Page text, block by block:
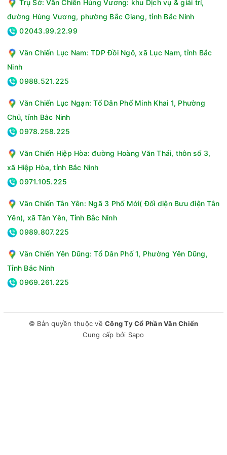
trẻ nhỏ và người thân vốn có làn da nhạy cảm.
*Viện Công nghệ sinh học (Institute of Biotechnology, IBT),
trực thuộc Viện Hàn lâm Khoa học và Công nghệ Việt Nam
(Vietnam Academy of Science and Technology, VAST), là một
viện nghiên cứu đầu ngành về công nghệ sinh học ở Việt
Nam. Viện có đội ngũ đông đảo các nhà khoa học được đào
tạo chuyên sâu ở trong và ngoài nước về các lĩnh vực khác
nhau của công nghệ sinh học hiện đại.
Trụ Sở: Văn Chiến Hùng Vương: khu Dịch vụ & giải trí,
đường Hùng Vương, phường Bắc Giang, tỉnh Bắc Ninh
02043.99.22.99
Văn Chiến Lục Nam: TDP Đồi Ngô, xã Lục Nam, tỉnh Bắc
Ninh
0988.521.225
Văn Chiến Lục Ngạn: Tổ Dân Phố Minh Khai 1, Phường
Chũ, tỉnh Bắc Ninh
0978.258.225
Văn Chiến Hiệp Hòa: đường Hoàng Văn Thái, thôn số 3,
xã Hiệp Hòa, tỉnh Bắc Ninh
0971.105.225
Văn Chiến Tân Yên: Ngã 3 Phố Mới( Đối diện Bưu điện Tân
Yên), xã Tân Yên, Tỉnh Bắc Ninh
0989.807.225
Văn Chiến Yên Dũng: Tổ Dân Phố 1, Phường Yên Dũng,
Tỉnh Bắc Ninh
0969.261.225
© Bản quyền thuộc về Công Ty Cổ Phần Văn Chiến
Cung cấp bởi Sapo